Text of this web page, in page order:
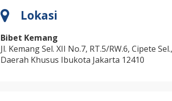
Lokasi
Bibet Kemang
Jl. Kemang Sel. XII No.7, RT.5/RW.6, Cipete
Daerah Khusus Ibukota Jakarta 12410